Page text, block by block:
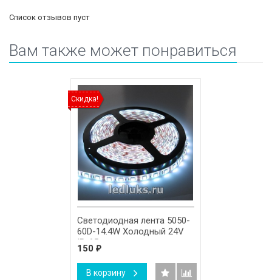
Список отзывов пуст
Вам также может понравиться
Скидка!
Светодиодная лента 5050-
60D-14.4W Холодный 24V
IP-65
150 ₽
В корзину